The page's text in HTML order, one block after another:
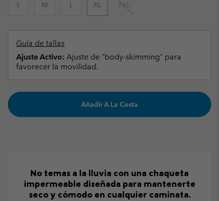
S M L XL XXL
Guía de tallas
Ajuste Activo: Ajuste de "body-skimming" para
favorecer la movilidad.
Añadir A La Cesta
No temas a la lluvia con una chaqueta
impermeable diseñada para mantenerte
seco y cómodo en cualquier caminata.